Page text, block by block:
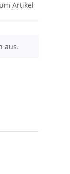
Artikel
aus.